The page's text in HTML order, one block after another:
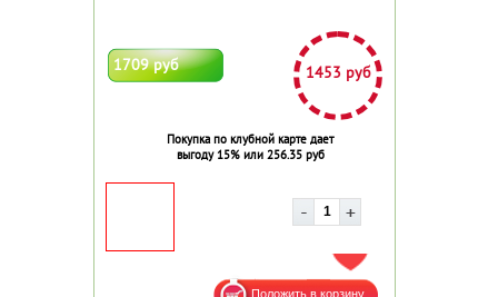
1709 руб 1453 руб
Покупка по клубной карте дает
выгоду 15% или 256.35 руб
ДОБАВИТЬ В ИЗБРАННОЕ